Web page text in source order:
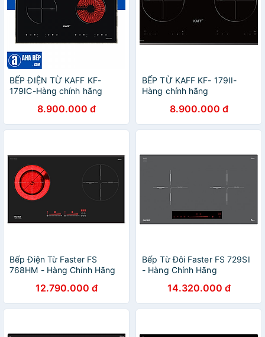
BẾP ĐIỆN TỪ KAFF KF-
179IC-Hàng chính hãng
8.900.000 đ
BẾP TỪ KAFF KF- 179II-
Hàng chính hãng
8.900.000 đ
Bếp Điện Từ Faster FS
768HM - Hàng Chính Hãng
12.790.000 đ
Bếp Từ Đôi Faster FS 729SI
- Hàng Chính Hãng
14.320.000 đ